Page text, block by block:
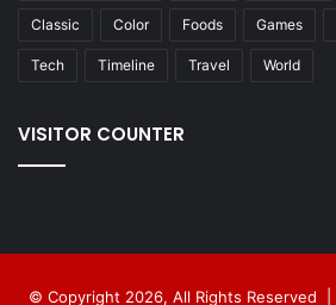
Classic Color Foods Games
Tech Timeline Travel World
VISITOR COUNTER
© Copyright 2026, All Rights Reserved |